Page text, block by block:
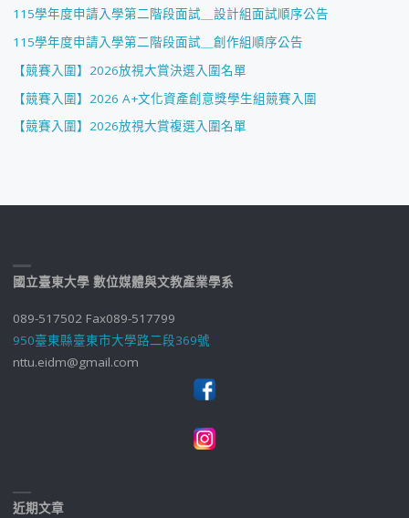
115學年度申請入學第二階段面試＿設計組面試順序公告
115學年度申請入學第二階段面試＿創作組順序公告
【競賽入圍】2026放視大賞決選入圍名單
【競賽入圍】2026 A+文化資產創意獎學生組競賽入圍
【競賽入圍】2026放視大賞複選入圍名單
國立臺東大學 數位媒體與文教產業學系
089-517502 Fax089-517799
950臺東縣臺東市大學路二段369號
nttu.eidm@gmail.com
近期文章